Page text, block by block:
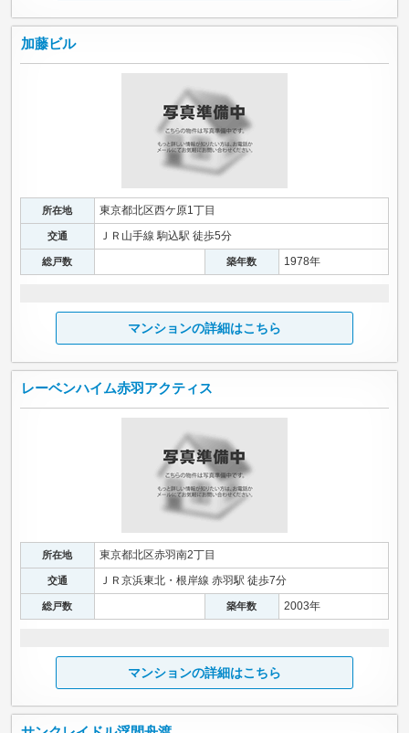
加藤ビル
所在地 東京都北区西ケ原1丁目
交通 ＪＲ山手線 駒込駅 徒歩5分
総戸数 築年数 1978年
マンションの詳細はこちら
レーベンハイム赤羽アクティス
所在地 東京都北区赤羽南2丁目
交通 ＪＲ京浜東北・根岸線 赤羽駅 徒歩7分
総戸数 築年数 2003年
マンションの詳細はこちら